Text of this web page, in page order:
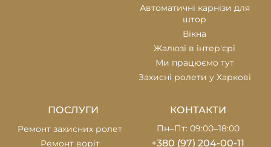
Автоматичні карнізи для
штор
Вікна
Жалюзі в інтер'єрі
Ми працюємо тут
Захисні ролети у Харкові
ПОСЛУГИ
Ремонт захисних ролет
Ремонт воріт
КОНТАКТИ
Пн–Пт: 09:00–18:00
+380 (97) 204-00-11